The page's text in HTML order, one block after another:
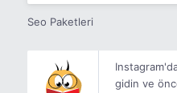
Seo Paketleri
gidin ve